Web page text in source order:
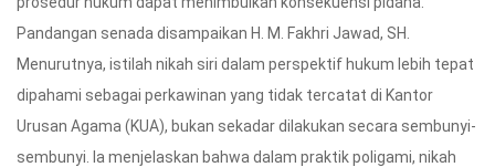
Pandangan senada disampaikan H. M. Fakhri Jawad, SH.
Menurutnya, istilah nikah siri dalam perspektif hukum lebih tepat
dipahami sebagai perkawinan yang tidak tercatat di Kantor
Urusan Agama (KUA), bukan sekadar dilakukan secara sembunyi-
sembunyi. Ia menjelaskan bahwa dalam praktik poligami, nikah